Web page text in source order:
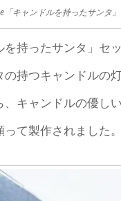
「キャンドルを持ったサンタ
持ったサンタ」セ
持つキャンドルの
キャンドルの優し
て製作されました。